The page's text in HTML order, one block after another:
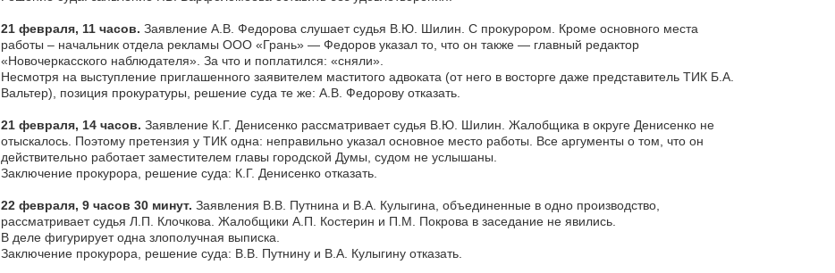
21 февраля, 11 часов. Заявление А.В. Федорова слушает судья В.Ю. Шилин. С прокурором. Кроме основного места
работы – начальник отдела рекламы ООО «Грань» — Федоров указал то, что он также — главный редактор
«Новочеркасского наблюдателя». За что и поплатился: «сняли».
Несмотря на выступление приглашенного заявителем маститого адвоката (от него в восторге даже представитель ТИК Б.А.
Вальтер), позиция прокуратуры, решение суда те же: А.В. Федорову отказать.
21 февраля, 14 часов. Заявление К.Г. Денисенко рассматривает судья В.Ю. Шилин. Жалобщика в округе Денисенко не
отыскалось. Поэтому претензия у ТИК одна: неправильно указал основное место работы. Все аргументы о том, что он
действительно работает заместителем главы городской Думы, судом не услышаны.
Заключение прокурора, решение суда: К.Г. Денисенко отказать.
22 февраля, 9 часов 30 минут. Заявления В.В. Путнина и В.А. Кулыгина, объединенные в одно производство,
рассматривает судья Л.П. Клочкова. Жалобщики А.П. Костерин и П.М. Покрова в заседание не явились.
В деле фигурирует одна злополучная выписка.
Заключение прокурора, решение суда: В.В. Путнину и В.А. Кулыгину отказать.